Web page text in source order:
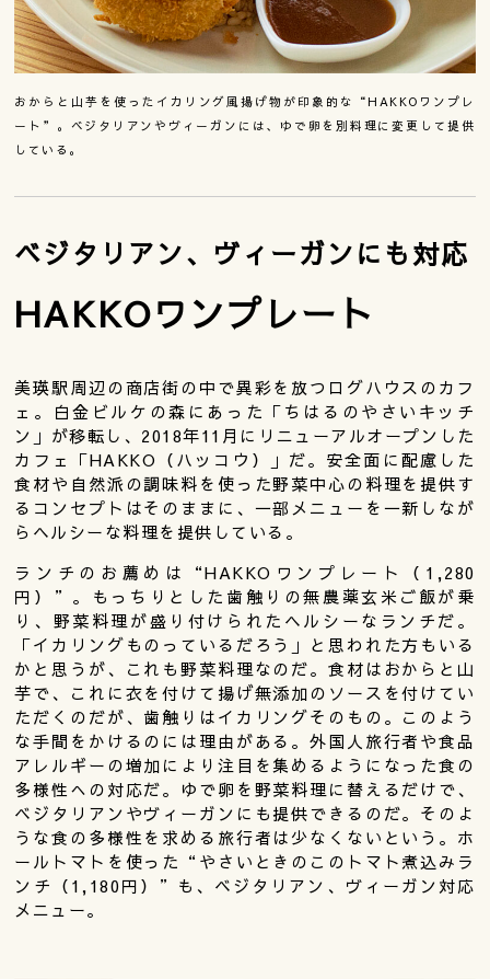
おからと山芋を使ったイカリング風揚げ物が印象的な“HAKKOワンプレ
ート”。ベジタリアンやヴィーガンには、ゆで卵を別料理に変更して提供
している。
ベジタリアン、ヴィーガンにも対応
HAKKOワンプレート
美瑛駅周辺の商店街の中で異彩を放つログハウスのカフ
ェ。白金ビルケの森にあった「ちはるのやさいキッチ
ン」が移転し、2018年11月にリニューアルオープンした
カフェ「HAKKO（ハッコウ）」だ。安全面に配慮した
食材や自然派の調味料を使った野菜中心の料理を提供す
るコンセプトはそのままに、一部メニューを一新しなが
らヘルシーな料理を提供している。
ランチのお薦めは“HAKKOワンプレート（1,280
円）”。もっちりとした歯触りの無農薬玄米ご飯が乗
り、野菜料理が盛り付けられたヘルシーなランチだ。
「イカリングものっているだろう」と思われた方もいる
かと思うが、これも野菜料理なのだ。食材はおからと山
芋で、これに衣を付けて揚げ無添加のソースを付けてい
ただくのだが、歯触りはイカリングそのもの。このよう
な手間をかけるのには理由がある。外国人旅行者や食品
アレルギーの増加により注目を集めるようになった食の
多様性への対応だ。ゆで卵を野菜料理に替えるだけで、
ベジタリアンやヴィーガンにも提供できるのだ。そのよ
うな食の多様性を求める旅行者は少なくないという。ホ
ールトマトを使った“やさいときのこのトマト煮込みラ
ンチ（1,180円）”も、ベジタリアン、ヴィーガン対応
メニュー。